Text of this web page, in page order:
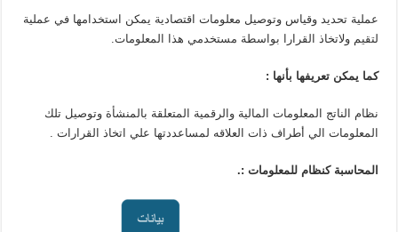
عملية تحديد وقياس وتوصيل معلومات اقتصادية يمكن استخدامها في عملية
لتقيم ولاتخاذ القرارا بواسطة مستخدمي هذا المعلومات.
كما يمكن تعريفها بأنها :
نظام الناتج المعلومات المالية والرقمية المتعلقة بالمنشأة وتوصيل تلك
المعلومات الي أطراف ذات العلاقه لمساعددتها علي اتخاذ القرارات .
المحاسبة كنظام للمعلومات :.